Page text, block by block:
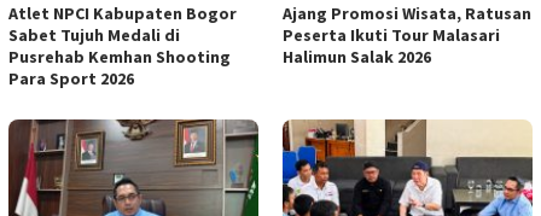
Atlet NPCI Kabupaten Bogor
Sabet Tujuh Medali di
Pusrehab Kemhan Shooting
Para Sport 2026
Ajang Promosi Wisata, Ratusan
Peserta Ikuti Tour Malasari
Halimun Salak 2026